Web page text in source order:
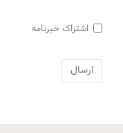
اشتراک خبرنامه